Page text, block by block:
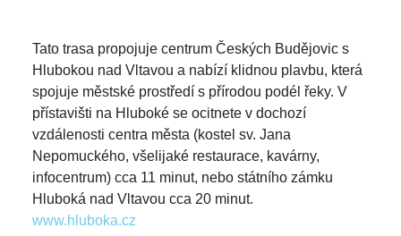
Tato trasa propojuje centrum Českých Budějovic s
Hlubokou nad Vltavou a nabízí klidnou plavbu, která
spojuje městské prostředí s přírodou podél řeky. V
přístavišti na Hluboké se ocitnete v dochozí
vzdálenosti centra města (kostel sv. Jana
Nepomuckého, všelijaké restaurace, kavárny,
infocentrum) cca 11 minut, nebo státního zámku
Hluboká nad Vltavou cca 20 minut.
www.hluboka.cz